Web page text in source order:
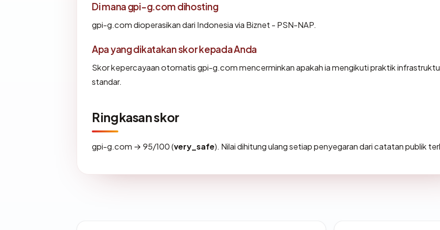
Di mana gpi-g.com dihosting
gpi-g.com dioperasikan dari Indonesia via Biznet - PSN-NAP.
Apa yang dikatakan skor kepada Anda
Skor kepercayaan otomatis gpi-g.com mencerminkan apakah ia mengikuti praktik
standar.
Ringkasan skor
gpi-g.com → 95/100 (very_safe). Nilai dihitung ulang setiap penyegaran dari catatan publik